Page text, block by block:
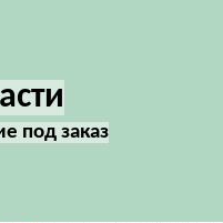
под заказ